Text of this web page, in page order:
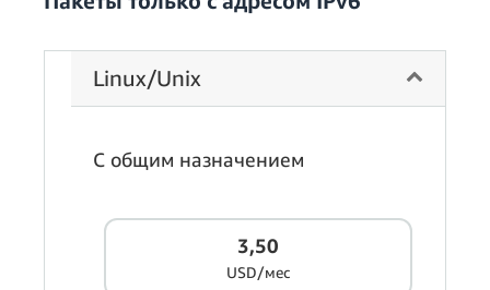
Linux/Unix
С общим назначением
3,50
USD/мес